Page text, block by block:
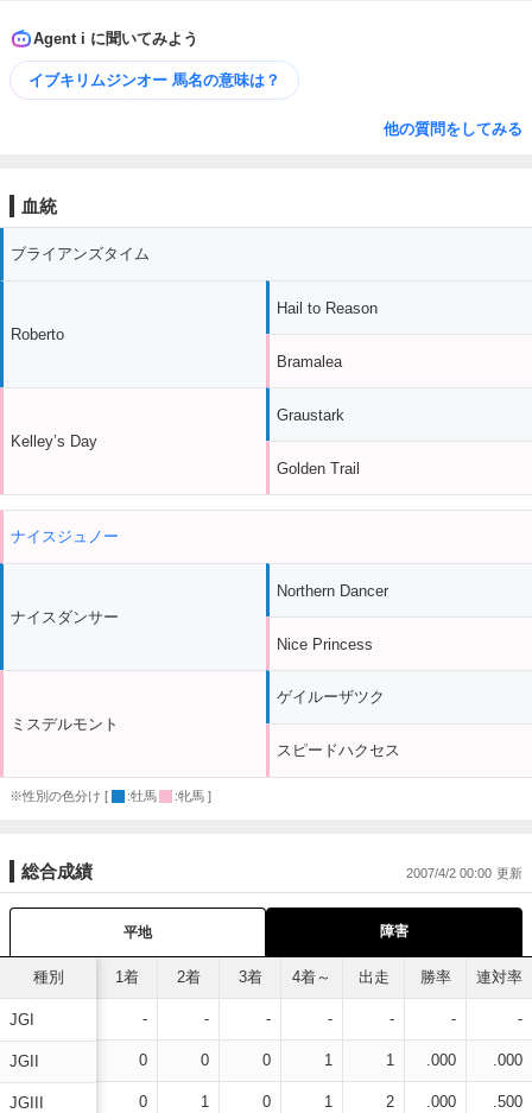
Agent i に聞いてみよう
イブキリムジンオー 馬名の意味は？
他の質問をしてみる
血統
ブライアンズタイム
Roberto
Kelley’s Day
Hail to Reason
Bramalea
Graustark
Golden Trail
ナイスジュノー
ナイスダンサー
ミスデルモント
Northern Dancer
Nice Princess
ゲイルーザツク
スピードハクセス
※性別の色分け [ :牡馬 :牝馬 ]
総合成績 2007/4/2 00:00
平地 障害
種別
JGI
JGII
JGIII
1着 2着 3着 4着～ 出走 勝率 連対率
- - - - - - -
0 0 0 1 1 .000 .000
0 1 0 1 2 .000 .500